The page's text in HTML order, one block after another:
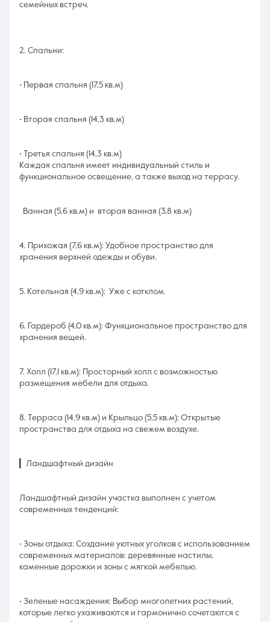
семейных встреч.
2. Спальни:
• Первая спальня (17,5 кв.м)
• Вторая спальня (14,3 кв.м)
• Третья спальня (14,3 кв.м)
Каждая спальня имеет индивидуальный стиль и
функциональное освещение, а также выход на террасу.
Ванная (5,6 кв.м) и вторая ванная (3,8 кв.м)
4. Прихожая (7,6 кв.м): Удобное пространство для
хранения верхней одежды и обуви.
5. Котельная (4,9 кв.м): Уже с котклом.
6. Гардероб (4,0 кв.м): Функциональное пространство для
хранения вещей.
7. Холл (17,1 кв.м): Просторный холл с возможностью
размещения мебели для отдыха.
8. Терраса (14,9 кв.м) и Крыльцо (5,5 кв.м): Открытые
пространства для отдыха на свежем воздухе.
▎Ландшафтный дизайн
Ландшафтный дизайн участка выполнен с учетом
современных тенденций:
• Зоны отдыха: Создание уютных уголков с использованием
современных материалов: деревянные настилы,
каменные дорожки и зоны с мягкой мебелью.
• Зеленые насаждения: Выбор многолетних растений,
которые легко ухаживаются и гармонично сочетаются с